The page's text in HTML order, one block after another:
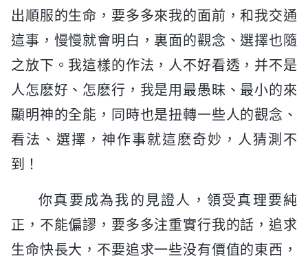
出順服的生命，要多多來我的面前，和我交通
這事，慢慢就會明白，裏面的觀念、選擇也隨
之放下。我這樣的作法，人不好看透，并不是
人怎麽好、怎麽行，我是用最愚昧、最小的來
顯明神的全能，同時也是扭轉一些人的觀念、
看法、選擇，神作事就這麽奇妙，人猜測不
到！
你真要成為我的見證人，領受真理要純
正，不能偏謬，要多多注重實行我的話，追求
生命快長大，不要追求一些没有價值的東西，